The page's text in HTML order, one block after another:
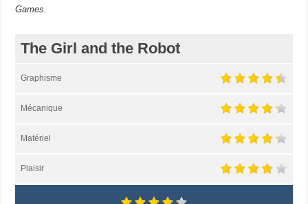
Games.
The Girl and the Robot
Graphisme
Mécanique
Matériel
Plaisir